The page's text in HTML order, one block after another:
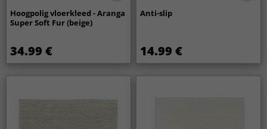
Hoogpolig vloerkleed - Aranga
Super Soft Fur (beige)
34.99 €
Anti-slip
14.99 €